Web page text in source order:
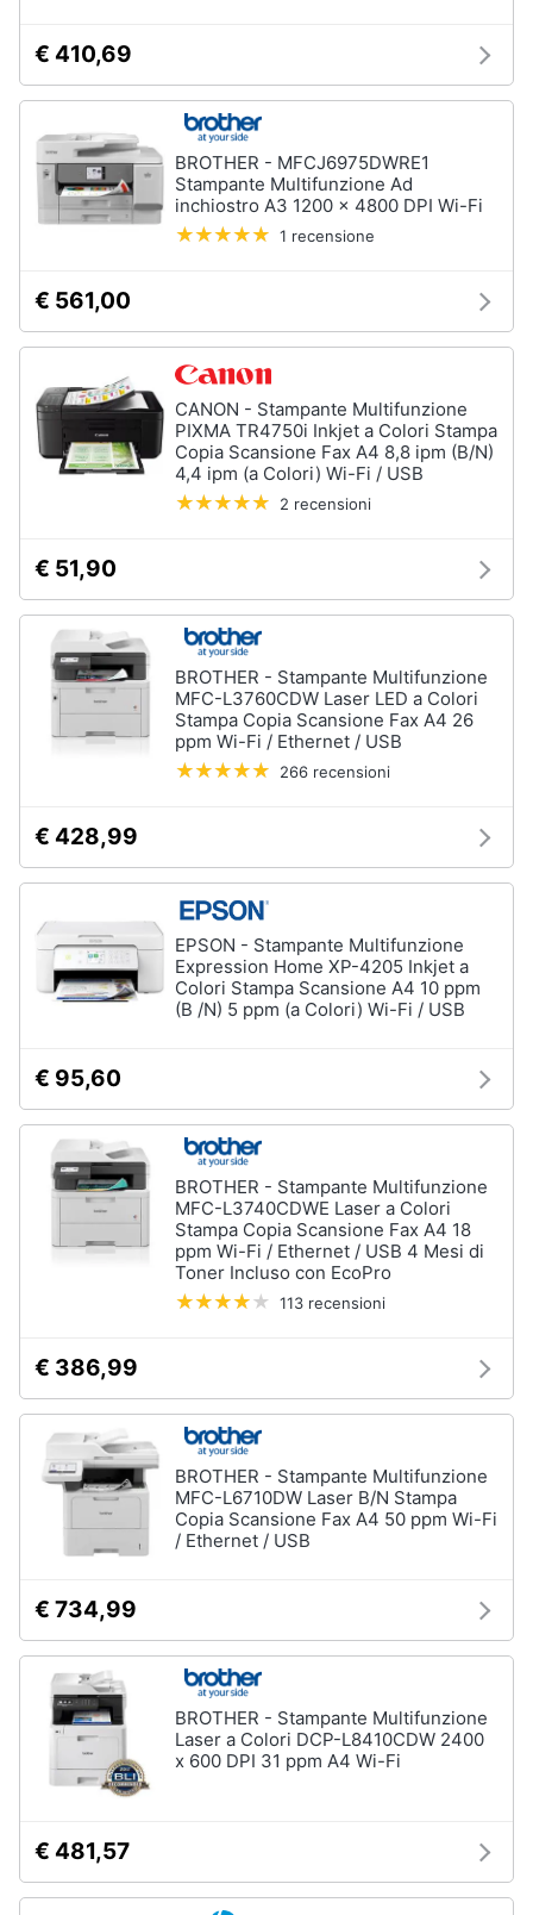
€ 410,69
BROTHER - MFCJ6975DWRE1
Stampante Multifunzione Ad
inchiostro A3 1200 x 4800 DPI Wi-Fi
1 recensione
€ 561,00
CANON - Stampante Multifunzione
PIXMA TR4750i Inkjet a Colori Stampa
Copia Scansione Fax A4 8,8 ipm (B/N)
4,4 ipm (a Colori) Wi-Fi / USB
2 recensioni
€ 51,90
BROTHER - Stampante Multifunzione
MFC-L3760CDW Laser LED a Colori
Stampa Copia Scansione Fax A4 26
ppm Wi-Fi / Ethernet / USB
266 recensioni
€ 428,99
EPSON - Stampante Multifunzione
Expression Home XP-4205 Inkjet a
Colori Stampa Scansione A4 10 ppm
(B /N) 5 ppm (a Colori) Wi-Fi / USB
€ 95,60
BROTHER - Stampante Multifunzione
MFC-L3740CDWE Laser a Colori
Stampa Copia Scansione Fax A4 18
ppm Wi-Fi / Ethernet / USB 4 Mesi di
Toner Incluso con EcoPro
113 recensioni
€ 386,99
BROTHER - Stampante Multifunzione
MFC-L6710DW Laser B/N Stampa
Copia Scansione Fax A4 50 ppm Wi-Fi
/ Ethernet / USB
€ 734,99
BROTHER - Stampante Multifunzione
Laser a Colori DCP-L8410CDW 2400
x 600 DPI 31 ppm A4 Wi-Fi
€ 481,57